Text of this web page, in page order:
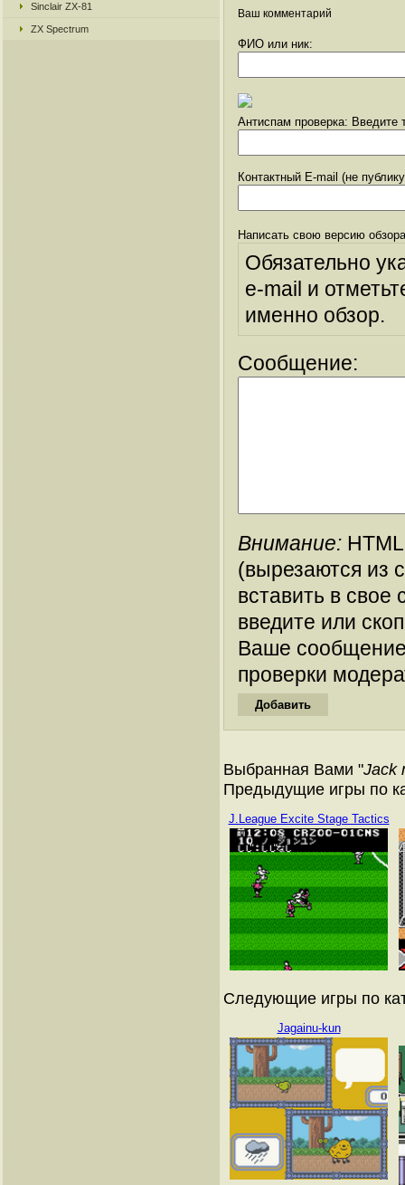
Sinclair ZX-81
ZX Spectrum
Ваш комментарий
ФИО или ник:
Антиспам проверка: Введите
Контактный E-mail (не
Написать свою версию
Обязательно
e-mail и
именно обзор.
Сообщение:
Внимание:
(вырезаются из
вставить в
введите или
Ваше
проверки
Выбранная Вами "Jack
Предыдущие игры по
J.League Excite Stage Tactics
Следующие игры по
Jagainu-kun